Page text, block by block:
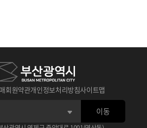
회원약관개인정보처리방침사이트맵
이동